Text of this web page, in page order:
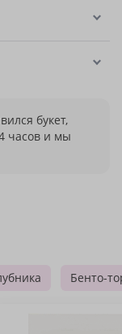
букет,
часов и мы
Бенто-